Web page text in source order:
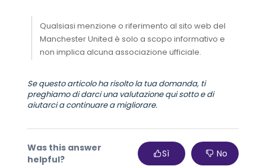
Qualsiasi menzione o riferimento al sito web del
Manchester United è solo a scopo informativo e
non implica alcuna associazione ufficiale.
Se questo articolo ha risolto la tua domanda, ti
preghiamo di darci una valutazione qui sotto e di
aiutarci a continuare a migliorare.
Was this answer
helpful?
Sì No